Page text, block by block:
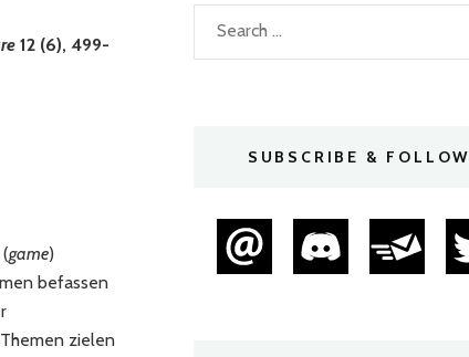
12 (6), 499-
(game)
befassen
zielen
Search
for:
SUBSCRIBE & FOLLOW